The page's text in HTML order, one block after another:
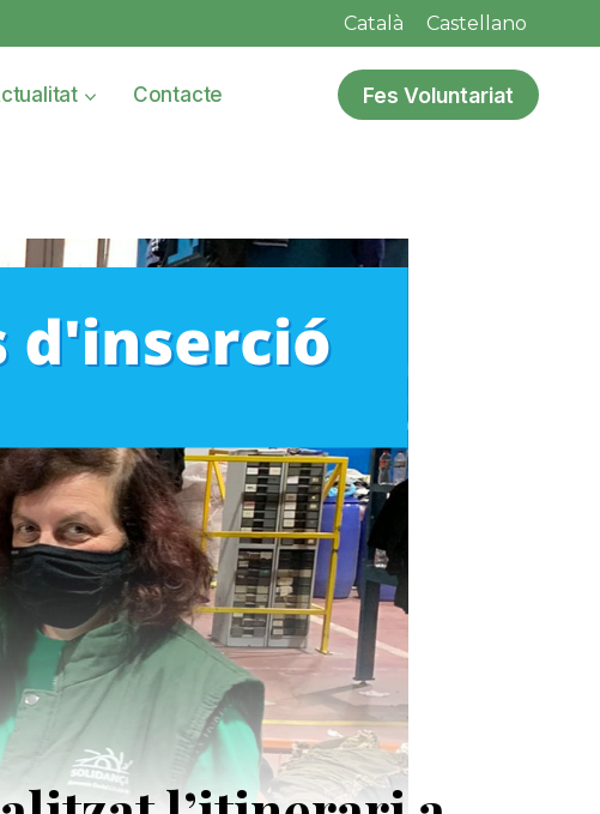
Català Castellano
Contacte Fes Voluntariat